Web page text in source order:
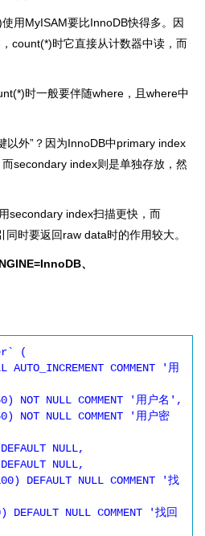
用MyISAM要比InnoDB快得多。因
count(*)时它直接从计数器中读，而
时一般要伴随where，且where中
以外”？因为InnoDB中primary index
secondary index则是单独存放，然
secondary index扫描更快，而
时要返回raw data时的作用较大。
、
(